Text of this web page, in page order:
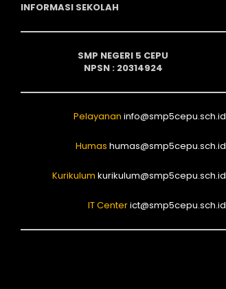
INFORMASI SEKOLAH
SMP NEGERI 5 CEPU
NPSN : 20314924
Pelayanan info@smp5cepu.sch.id
Humas humas@smp5cepu.sch.id
Kurikulum kurikulum@smp5cepu.sch.id
IT Centerict@smp5cepu.sch.id